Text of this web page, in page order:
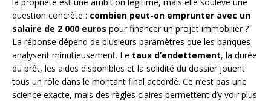
question concrète : combien peut-on emprunter avec un
salaire de 2 000 euros pour financer un projet immobilier ?
La réponse dépend de plusieurs paramètres que les banques
analysent minutieusement. Le taux d’endettement, la durée
du prêt, les aides disponibles et la solidité du dossier jouent
tous un rôle dans le montant final accordé. Ce n’est pas une
science exacte, mais des règles claires permettent d’y voir plus